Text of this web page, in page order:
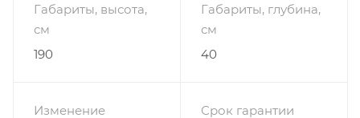
Габариты, высота,
см
190
Габариты, глубина,
см
40
Изменение
Срок гарантии